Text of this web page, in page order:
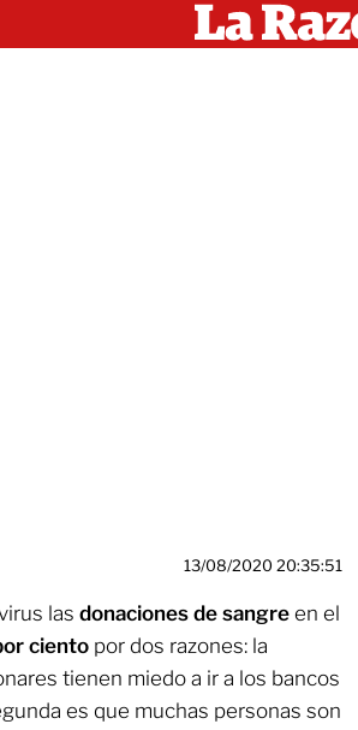
13/08/2020 20:35:51
las donaciones de sangre en el
ciento por dos razones: la
tienen miedo a ir a los bancos
es que muchas personas son